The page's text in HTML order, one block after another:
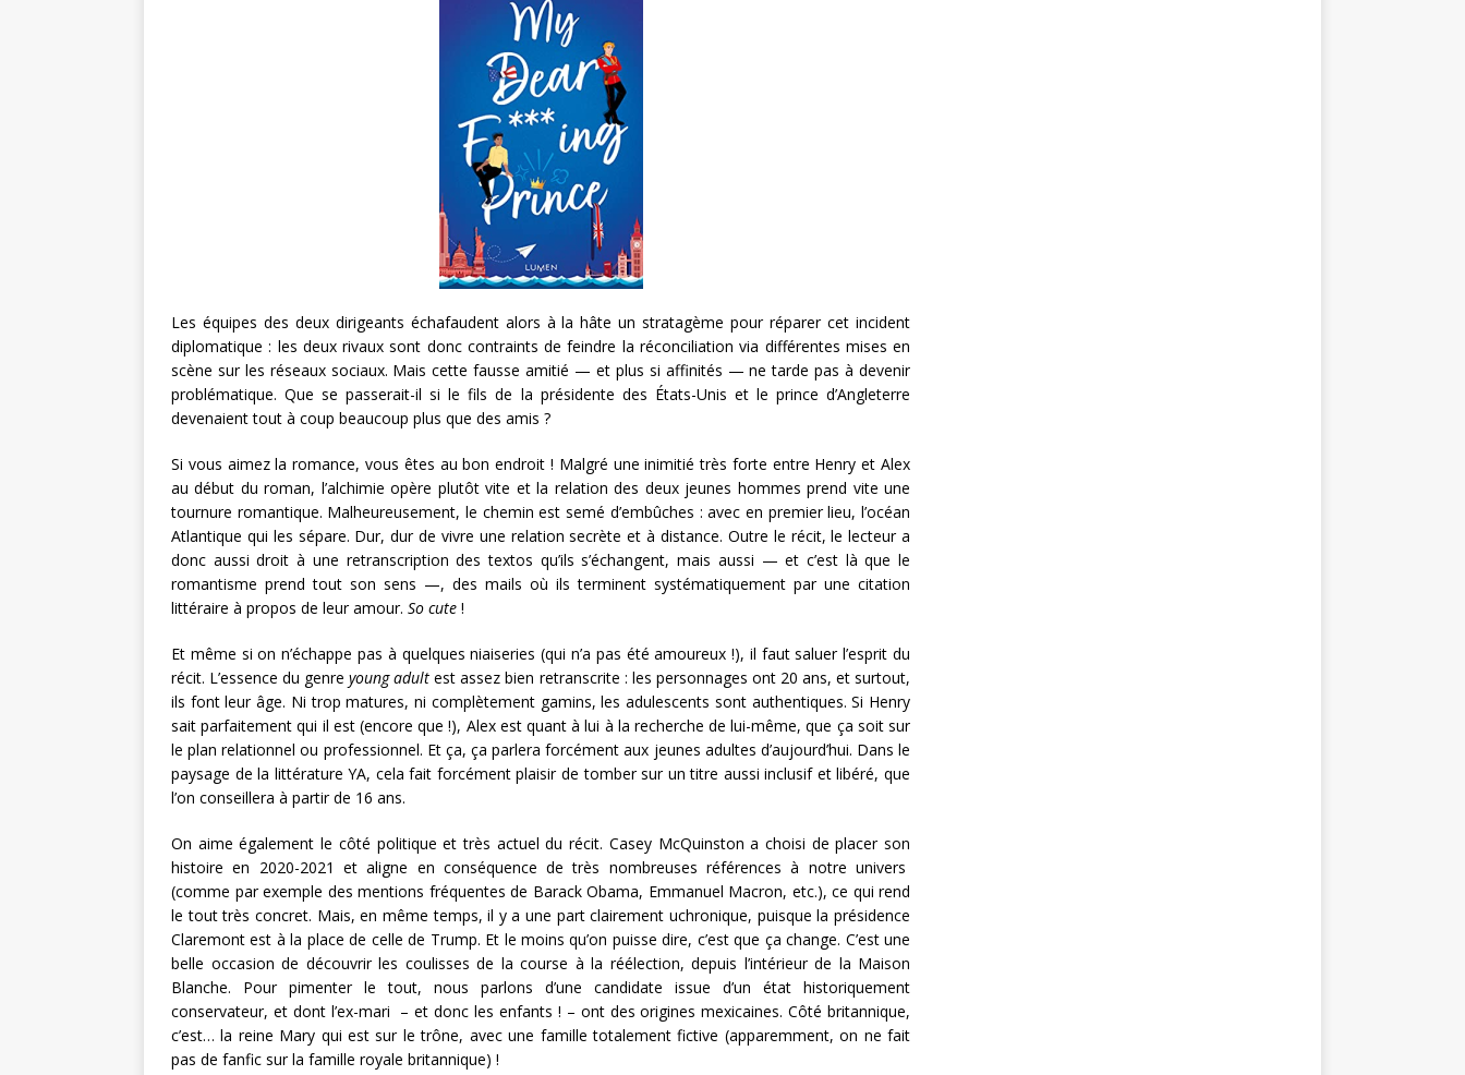
Les équipes des deux dirigeants échafaudent alors à la hâte un stratagème pour réparer cet incident
diplomatique : les deux rivaux sont donc contraints de feindre la réconciliation via différentes mises en
scène sur les réseaux sociaux. Mais cette fausse amitié — et plus si affinités — ne tarde pas à devenir
problématique. Que se passerait-il si le fils de la présidente des États-Unis et le prince d’Angleterre
devenaient tout à coup beaucoup plus que des amis ?
Si vous aimez la romance, vous êtes au bon endroit ! Malgré une inimitié très forte entre Henry et Alex
au début du roman, l’alchimie opère plutôt vite et la relation des deux jeunes hommes prend vite une
tournure romantique. Malheureusement, le chemin est semé d’embûches : avec en premier lieu, l’océan
Atlantique qui les sépare. Dur, dur de vivre une relation secrète et à distance. Outre le récit, le lecteur a
donc aussi droit à une retranscription des textos qu’ils s’échangent, mais aussi — et c’est là que le
romantisme prend tout son sens —, des mails où ils terminent systématiquement par une citation
littéraire à propos de leur amour. So cute !
Et même si on n’échappe pas à quelques niaiseries (qui n’a pas été amoureux !), il faut saluer l’esprit du
récit. L’essence du genreyoung adult est assez bien retranscrite : les personnages ont 20 ans, et surtout,
ils font leur âge. Ni trop matures, ni complètement gamins, les adulescents sont authentiques. Si Henry
sait parfaitement qui il est (encore que !), Alex est quant à lui à la recherche de lui-même, que ça soit sur
le plan relationnel ou professionnel. Et ça, ça parlera forcément aux jeunes adultes d’aujourd’hui. Dans le
paysage de la littérature YA, cela fait forcément plaisir de tomber sur un titre aussi inclusif et libéré, que
l’on conseillera à partir de 16 ans.
On aime également le côté politique et très actuel du récit. Casey McQuinston a choisi de placer son
histoire en 2020-2021 et aligne en conséquence de très nombreuses références à notre univers
(comme par exemple des mentions fréquentes de Barack Obama, Emmanuel Macron, etc.), ce qui rend
le tout très concret. Mais, en même temps, il y a une part clairement uchronique, puisque la présidence
Claremont est à la place de celle de Trump. Et le moins qu’on puisse dire, c’est que ça change. C’est une
belle occasion de découvrir les coulisses de la course à la réélection, depuis l’intérieur de la Maison
Blanche. Pour pimenter le tout, nous parlons d’une candidate issue d’un état historiquement
conservateur, et dont l’ex-mari – et donc les enfants ! – ont des origines mexicaines. Côté britannique,
c’est… la reine Mary qui est sur le trône, avec une famille totalement fictive (apparemment, on ne fait
pas de fanfic sur la famille royale britannique) !